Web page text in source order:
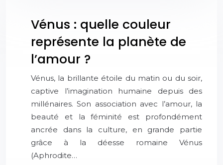
Vénus : quelle couleur
représente la planète de
l’amour ?
Vénus, la brillante étoile du matin ou du soir,
captive l’imagination humaine depuis des
millénaires. Son association avec l’amour, la
beauté et la féminité est profondément
ancrée dans la culture, en grande partie
grâce à la déesse romaine Vénus
(Aphrodite…